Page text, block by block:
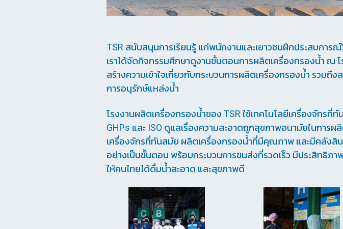
TSR สนับสนุนการเรียนรู้ แก่พนักงานและเยาวชนฝึกประสบการ
เราได้จัดกิจกรรมศึกษาดูงานขั้นตอนการผลิตเครื่องกรองน้ำ ณ
สร้างความเข้าใจเกี่ยวกับกระบวนการผลิตเครื่องกรองน้ำ รวมถึ
การอนุรักษ์แหล่งน้ำ
โรงงานผลิตเครื่องกรองน้ำของ TSR ใช้เทคโนโลยีเครื่องจักร
GHPs และ ISO ดูแลเรื่องความสะอาดถูกสุขภาพอนามัยในการ
เครื่องจักรที่ทันสมัย ผลิตเครื่องกรองน้ำที่มีคุณภาพ และมีคลังสิน
อย่างเป็นขั้นตอน พร้อมกระบวนการขนส่งที่รวดเร็ว มีประสิทธิภา
ให้คนไทยได้ดื่มน้ำสะอาด และสุขภาพดี